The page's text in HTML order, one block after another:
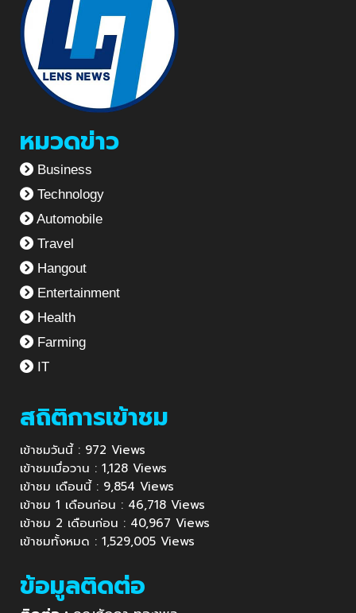
หมวดข่าว
Business
Technology
Automobile
Travel
Hangout
Entertainment
Health
Farming
IT
สถิติการเข้าชม
เข้าชมวันนี้ : 972 Views
เข้าชมเมื่อวาน : 1,128 Views
เข้าชม เดือนนี้ : 9,854 Views
เข้าชม 1 เดือนก่อน : 46,718 Views
เข้าชม 2 เดือนก่อน : 40,967 Views
เข้าชมทั้งหมด : 1,529,005 Views
ข้อมูลติดต่อ